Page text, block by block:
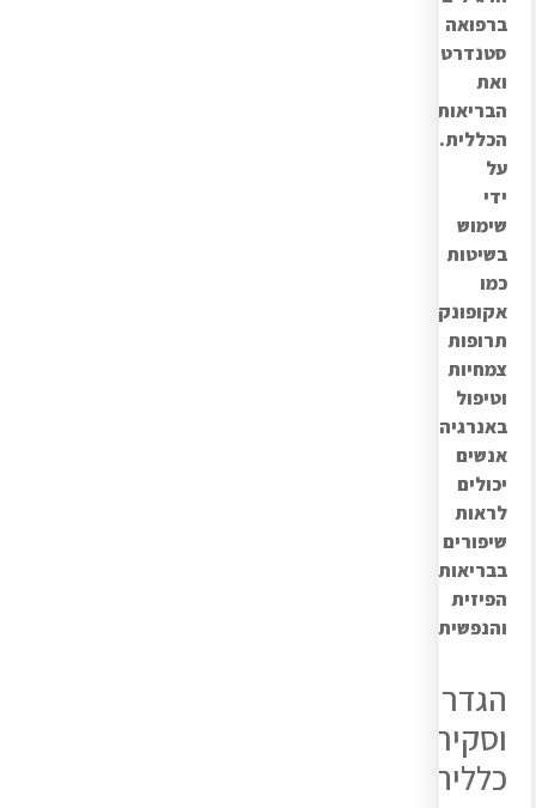
ברפואה
סטנדרטית
ואת
הבריאות
הכללית.
על
ידי
שימוש
בשיטות
כמו
אקופונקטורה,
תרופות
צמחיות
וטיפול
באנרגיה,
אנשים
יכולים
לראות
שיפורים
בבריאותם
הפיזית
והנפשית.
הגדרה
וסקירה
כללית